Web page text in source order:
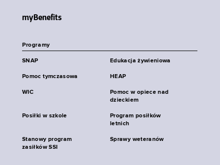
myBenefits
Programy
SNAP Edukacja żywieniowa
Pomoc tymczasowa HEAP
WIC
Pomoc w opiece nad
dzieckiem
Posiłki w szkole
Program posiłków
letnich
Stanowy program
zasiłków SSI
Sprawy weteranów